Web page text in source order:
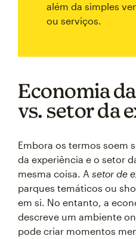
além da simples
ou serviços.
Economia
vs. setor da
Embora os termos soem
da experiência e o setor
mesma coisa. A setor de
parques temáticos ou
em si. No entanto, a
descreve um ambiente
pode criar momentos